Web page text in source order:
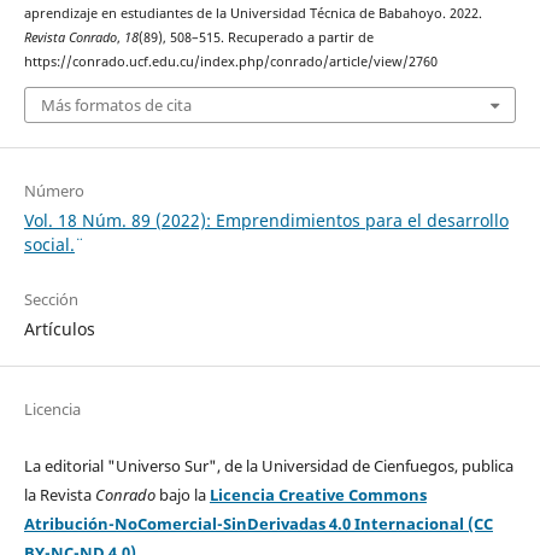
aprendizaje en estudiantes de la Universidad Técnica de Babahoyo. 2022.
Revista Conrado, 18(89), 508–515. Recuperado a partir de
https://conrado.ucf.edu.cu/index.php/conrado/article/view/2760
Más formatos de cita
Número
Vol. 18 Núm. 89 (2022): ¨Emprendimientos para el desarrollo
social.¨
Sección
Artículos
Licencia
La editorial "Universo Sur", de la Universidad de Cienfuegos, publica
la Revista Conradobajo la Licencia Creative Commons
Atribución-NoComercial-SinDerivadas 4.0 Internacional (CC